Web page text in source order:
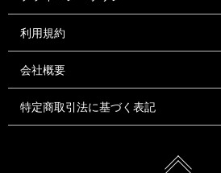
利用規約
会社概要
特定商取引法に基づく表記